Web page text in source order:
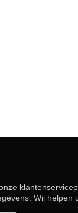
Wij helpen